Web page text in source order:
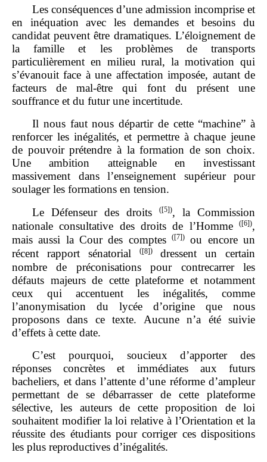
Les conséquences d’une admission incomprise et
en inéquation avec les demandes et besoins du
candidat peuvent être dramatiques. L’éloignement de
la famille et les problèmes de transports
particulièrement en milieu rural, la motivation qui
s’évanouit face à une affectation imposée, autant de
facteurs de mal‑être qui font du présent une
souffrance et du futur une incertitude.
Il nous faut nous départir de cette “machine” à
renforcer les inégalités, et permettre à chaque jeune
de pouvoir prétendre à la formation de son choix.
Une ambition atteignable en investissant
massivement dans l’enseignement supérieur pour
soulager les formations en tension.
Le Défenseur des droits
([5]), la Commission
nationale consultative des droits de l’Homme
([6]),
mais aussi la Cour des comptes
([7])
ou encore un
récent rapport sénatorial
([8])dressent un certain
nombre de préconisations pour contrecarrer les
défauts majeurs de cette plateforme et notamment
ceux qui accentuent les inégalités, comme
l’anonymisation du lycée d’origine que nous
proposons dans ce texte. Aucune n’a été suivie
d’effets à cette date.
C’est pourquoi, soucieux d’apporter des
réponses concrètes et immédiates aux futurs
bacheliers, et dans l’attente d’une réforme d’ampleur
permettant de se débarrasser de cette plateforme
sélective, les auteurs de cette proposition de loi
souhaitent modifier la loi relative à l’Orientation et la
réussite des étudiants pour corriger ces dispositions
les plus reproductives d’inégalités.